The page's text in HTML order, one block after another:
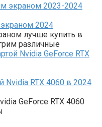
2024
лучше купить в
различные
Nvidia RTX 4060 в 2024
GeForce RTX 4060